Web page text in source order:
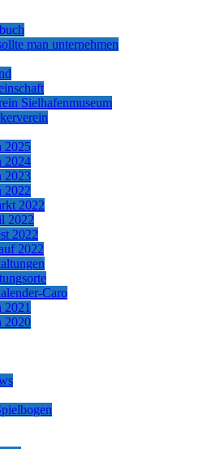
man unternehmen
Sielhafenmuseum
2025
2024
2023
2022
2022
2022
2022
2022
Caro
2021
2020